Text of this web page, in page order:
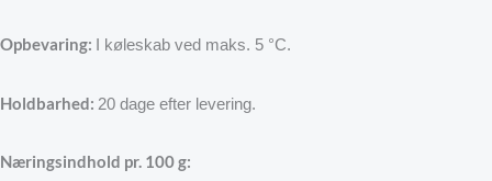
Opbevaring: I køleskab ved maks. 5 °C.
Holdbarhed: 20 dage efter levering.
Næringsindhold pr. 100 g: